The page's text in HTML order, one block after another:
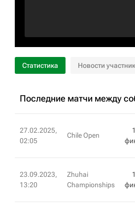
Статистика Новости
Последние матчи между
27.02.2025,
02:05
Chile Open
23.09.2023,
13:20
Zhuhai
Championships